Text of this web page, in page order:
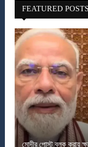
FEATURED POSTS
মোদীর পোস্ট ব্লক করায়